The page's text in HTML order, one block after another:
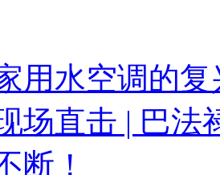
用水空调的
场直击 | 巴法
断！